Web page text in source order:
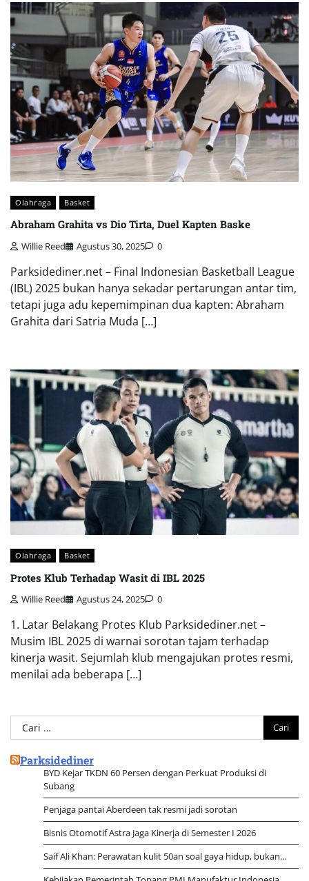
Olahraga Basket
Abraham Grahita vs Dio Tirta, Duel Kapten Baske
Willie Reed Agustus 30, 2025 0
Parksidediner.net – Final Indonesian Basketball League
(IBL) 2025 bukan hanya sekadar pertarungan antar tim,
tetapi juga adu kepemimpinan dua kapten: Abraham
Grahita dari Satria Muda […]
Olahraga Basket
Protes Klub Terhadap Wasit di IBL 2025
Willie Reed Agustus 24, 2025 0
1. Latar Belakang Protes Klub Parksidediner.net –
Musim IBL 2025 di warnai sorotan tajam terhadap
kinerja wasit. Sejumlah klub mengajukan protes resmi,
menilai ada beberapa […]
Cari
untuk:
Parksidediner
BYD Kejar TKDN 60 Persen dengan Perkuat Produksi di
Subang
Penjaga pantai Aberdeen tak resmi jadi sorotan
Bisnis Otomotif Astra Jaga Kinerja di Semester I 2026
Saif Ali Khan: Perawatan kulit 50an soal gaya hidup, bukan…